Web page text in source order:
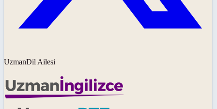
UzmanDil Ailesi